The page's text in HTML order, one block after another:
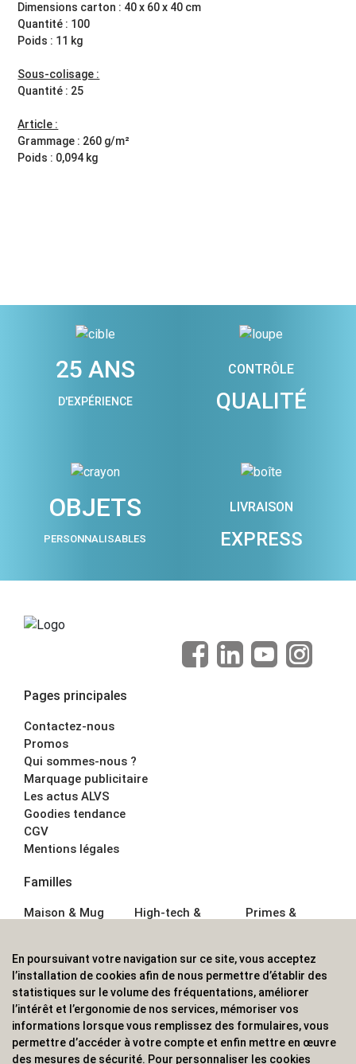
Dimensions carton : 40 x 60 x 40 cm
Quantité : 100
Poids : 11 kg
Sous-colisage :
Quantité : 25
Article :
Grammage : 260 g/m²
Poids : 0,094 kg
25 ANS
D'EXPÉRIENCE
CONTRÔLE
QUALITÉ
OBJETS
PERSONNALISABLES
LIVRAISON
EXPRESS
Pages principales
Contactez-nous
Promos
Qui sommes-nous ?
Marquage publicitaire
Les actus ALVS
Goodies tendance
CGV
Mentions légales
Familles
Maison & Mug
Écriture
Bagagerie sacs
High-tech &
Sport &
Outdoor
Enfant
Primes &
Boisson
Textile &
Casquette
Accessoires de
bureau
ALVS, fournisseur d'objets publicitaires, pour les
En poursuivant votre navigation sur ce site, vous acceptez
l’installation de cookies afin de nous permettre d’établir des
statistiques sur le volume des fréquentations, améliorer
l’intérêt et l’ergonomie de nos services, mémoriser vos
informations lorsque vous remplissez des formulaires, vous
permettre d’accéder à votre compte et enfin mettre en œuvre
des mesures de sécurité. Pour personnaliser les cookies